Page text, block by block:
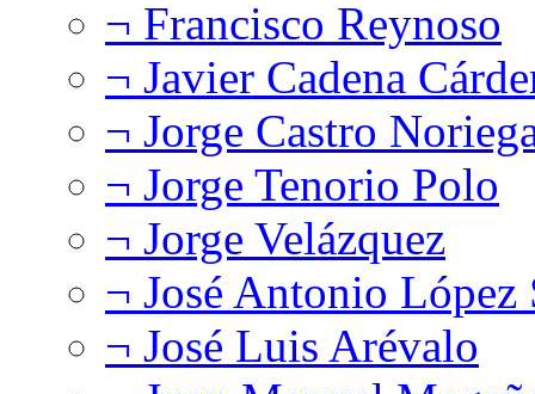
¬ Francisco Reynoso
¬ Javier Cadena
¬ Jorge Castro
¬ Jorge Tenorio Polo
¬ Jorge Velázquez
¬ José Antonio López
¬ José Luis Arévalo